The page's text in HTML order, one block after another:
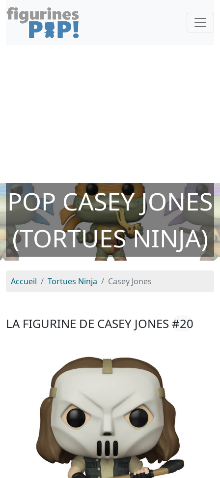
POP CASEY JONES
(TORTUES NINJA)
Accueil Tortues Ninja Casey Jones
LA FIGURINE DE CASEY JONES #20